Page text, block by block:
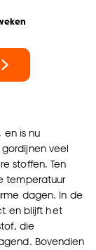
en is nu
veel
stoffen. Ten
temperatuur
dagen. In de
en blijft het
die
Bovendien